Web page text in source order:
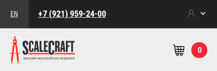
EN +7 (921) 959-24-00
0